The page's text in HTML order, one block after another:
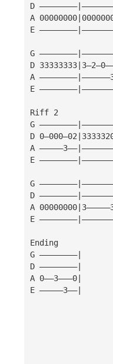
D
A
E
G
D
A
E
Riff 2
G
D
A
E
G
D
A
E
Ending
G ————————|
D ————————|
A 0——3———0|
E —————3——|